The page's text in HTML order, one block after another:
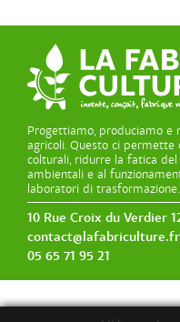
Progettiamo, produciamo
agricoli. Questo ci permette
colturali, ridurre la fatica
ambientali e al
laboratori di trasformazione.
10 Rue Croix du Verdier
contact@lafabriculture.fr
05 65 71 95 21